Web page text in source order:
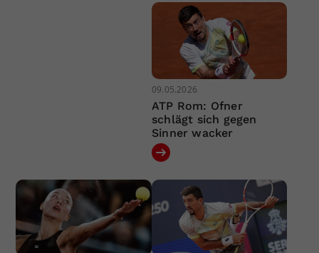
09.05.2026
ATP Rom: Ofner
schlägt sich gegen
Sinner wacker